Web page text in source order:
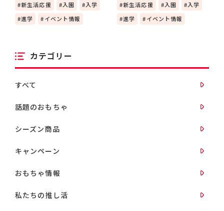
新生活応援 入園
入学
進学
イベント情報
新生活応援 入園
入学
進学
イベント情報
カテゴリー
すべて
話題のおもちゃ
シーズン商品
キャンペーン
おもちゃ情報
私たちの推し活